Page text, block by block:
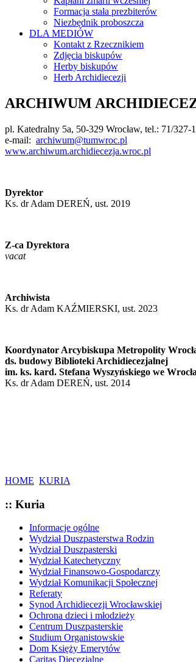
Formacja stała prezbiterów
Niezbędnik proboszcza
DLA MEDIÓW
Kontakt z Rzecznikiem
Zdjęcia biskupów
Herby biskupów
Herb Archidiecezji
ARCHIWUM
pl. Katedralny 5a, 50-329 Wrocław, tel.: 71/327-
e-mail: archiwum@tumwroc.pl
www.archiwum.archidiecezja.wroc.pl
Dyrektor
Ks. dr Adam DEREŃ, ust. 2019
Z-ca Dyrektora
vacat
Archiwista
Ks. dr Adam KAŹMIERSKI, ust. 2023
Koordynator Arcybiskupa Metropolity
ds. budowy Biblioteki Archidiecezjalnej
im. ks. kard. Stefana Wyszyńskiego we
Ks. dr Adam DEREŃ, ust. 2014
HOME KURIA
:: Kuria
Informacje ogólne
Wydział Duszpasterstwa Rodzin
Wydział Duszpasterski
Wydział Katechetyczny
Wydział Finansowo-Gospodarczy
Wydział Komunikacji Społecznej
Referaty
Synod Archidiecezji Wrocławskiej
Ochrona dzieci i młodzieży
Centrum Duszpasterskie
Studium Organistowskie
Dom Księży Emerytów
Caritas Diecezjalne